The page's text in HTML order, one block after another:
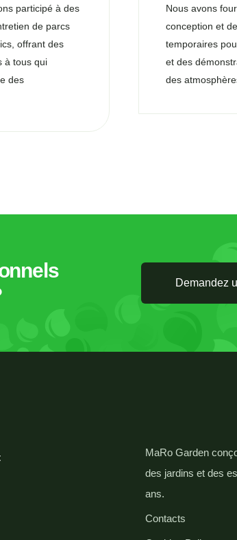
participé à des
de parcs
offrant des
à tous qui
des
Nous avons
conception et
temporaires
et des
des
Demandez
MaRo Garden
des jardins et des
ans.
Contacts